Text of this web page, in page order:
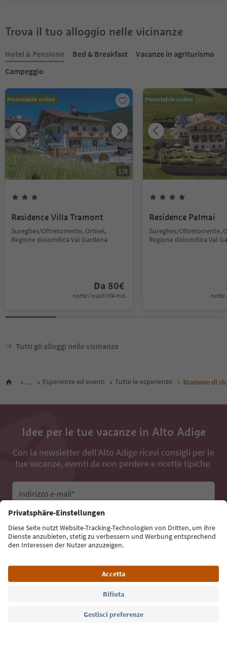
Trova il tuo alloggio nelle vicinanze
Hotel & Pensione Bed & Breakfast
Vacanze in agriturismo
Campeggio
Prenotabile online
1/8
Residence Villa Tramont
Sureghes/Oltretorrente, Ortisei,
Regione dolomitica Val Gardena
Da 80€
notte / ospiti IVA incl.
Prenotabile online
Residence Palmai
Sureghes/Oltretorrente,
Regione dolomitica Val
notte
Tutti gli alloggi nelle vicinanze
... Esperienze ed eventi Tutte le esperienze Stazione di
Idee per le tue vacanze in Alto Adige
Con la newsletter dell’Alto Adige ricevi consigli per le
tue vacanze, eventi da non perdere e ricette tipiche.
Indirizzo e-mail*
Iscriviti alla newsletter